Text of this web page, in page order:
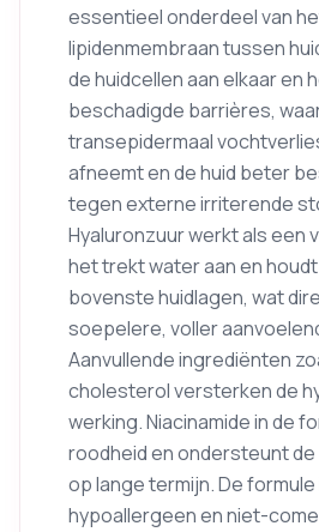
essentieel onderdeel van
lipidenmembraan tussen
de huidcellen aan elkaar en
beschadigde barrières,
transepidermaal
afneemt en de huid beter
tegen externe irriterende
Hyaluronzuur werkt als een
het trekt water aan en
bovenste huidlagen, wat
soepelere, voller
Aanvullende ingrediënten
cholesterol versterken de
werking. Niacinamide in de
roodheid en ondersteunt
op lange termijn. De
hypoallergeen en niet-